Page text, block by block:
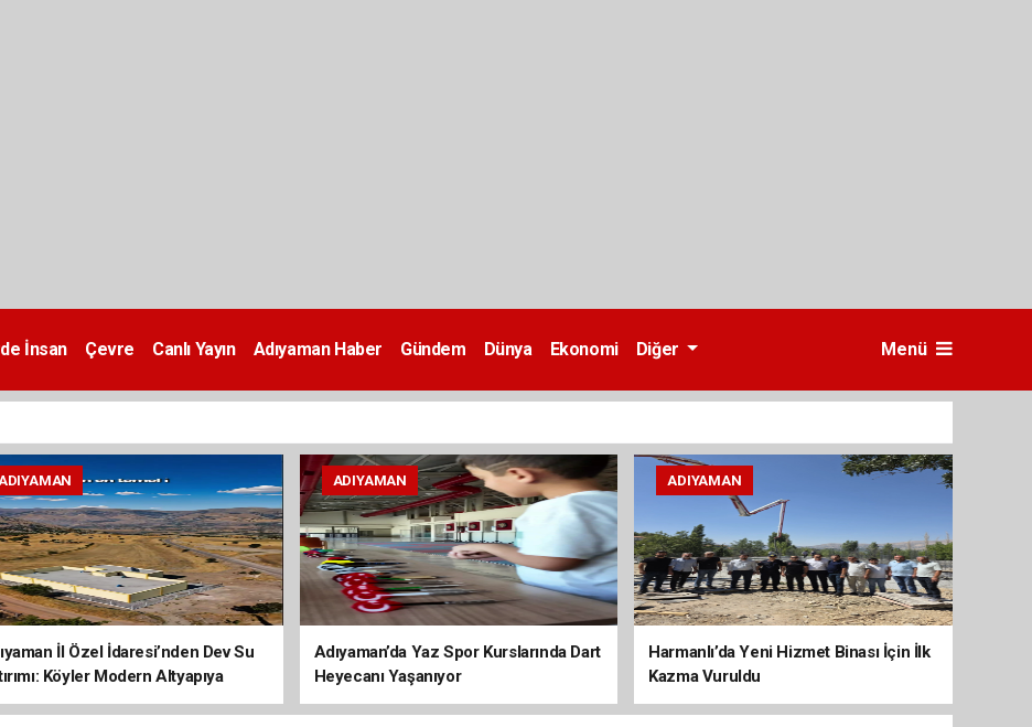
İnsan Çevre Canlı Yayın Adıyaman Haber Gündem Dünya Ekonomi Diğer Menü
İl Özel İdaresi’nden Dev Su
Köyler Modern Altyapıya
ADIYAMAN
Adıyaman’da Yaz Spor Kurslarında Dart
Heyecanı Yaşanıyor
ADIYAMAN
Harmanlı’da Yeni Hizmet Binası İçin İlk
Kazma Vuruldu